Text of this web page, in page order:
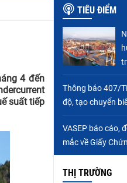
4 đến
suất tiếp
TIÊU ĐIỂM
Thông báo 407/
độ, tạo chuyển
VASEP báo cáo,
mắc về Giấy
THỊ TRƯỜNG